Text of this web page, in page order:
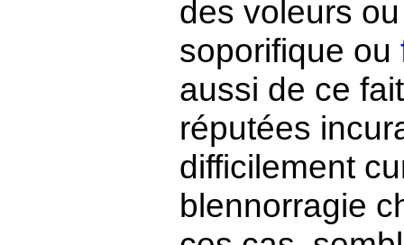
des voleurs
soporifique ou
aussi de ce
réputées
difficilement
blennorragie